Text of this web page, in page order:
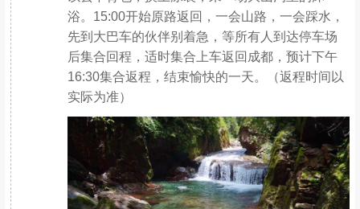
浴。15:00开始原路返回，一会山路，一会踩水，
先到大巴车的伙伴别着急，等所有人到达停车场
后集合回程，适时集合上车返回成都，预计下午
16:30集合返程，结束愉快的一天。（返程时间以
实际为准）